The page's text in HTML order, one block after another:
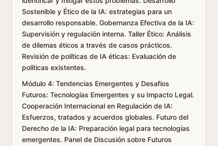
Sostenible y Ético de la IA: estrategias para un
desarrollo responsable. Gobernanza Efectiva de la IA:
Supervisión y regulación interna. Taller Ético: Análisis
de dilemas éticos a través de casos prácticos.
Revisión de políticas de IA éticas: Evaluación de
políticas existentes.
Módulo 4: Tendencias Emergentes y Desafíos
Futuros: Tecnologías Emergentes y su Impacto Legal.
Cooperación Internacional en Regulación de IA:
Esfuerzos, tratados y acuerdos globales. Futuro del
Derecho de la IA: Preparación legal para tecnologías
emergentes. Panel de Discusión sobre Futuros